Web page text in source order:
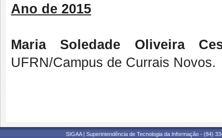
Ano de 2015
Maria Soledade Oliveira
UFRN/Campus de Currais Novos.
SIGAA | Superintendência de Tecnologia da Informação - (84)